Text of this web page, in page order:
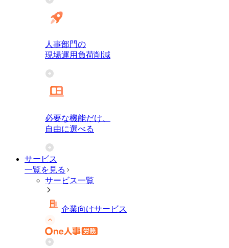
人事部門の
現場運用負荷削減
必要な機能だけ、
自由に選べる
サービス
一覧を見る
サービス一覧
企業向けサービス